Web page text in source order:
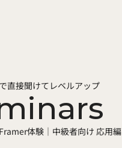
直接聞けてレベルアップ
体験｜中級者向け 応用編